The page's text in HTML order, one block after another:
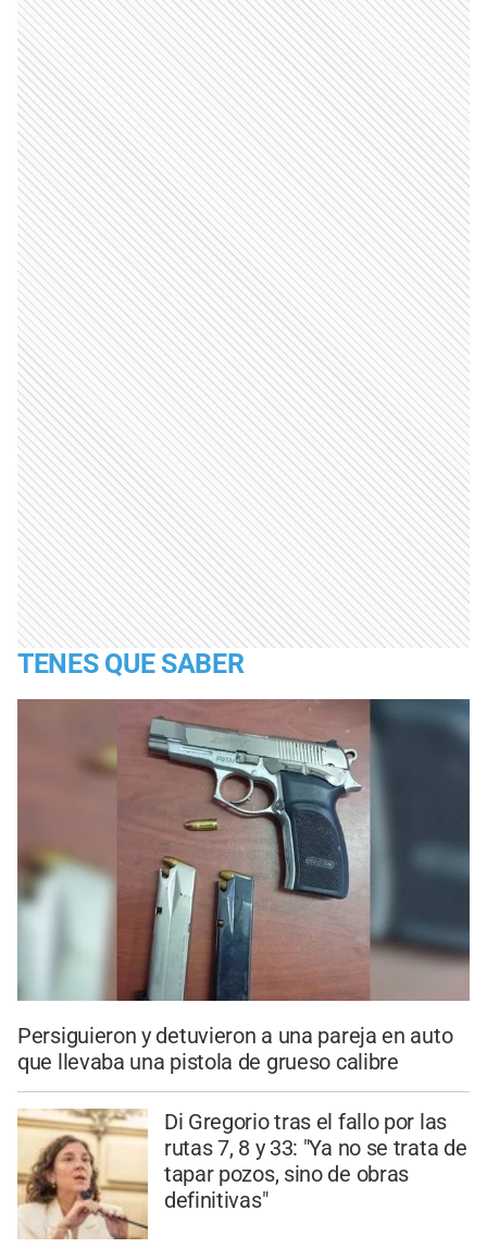
TENES QUE SABER
Persiguieron y detuvieron a una pareja en auto
que llevaba una pistola de grueso calibre
Di Gregorio tras el fallo por las
rutas 7, 8 y 33: "Ya no se trata de
tapar pozos, sino de obras
definitivas"